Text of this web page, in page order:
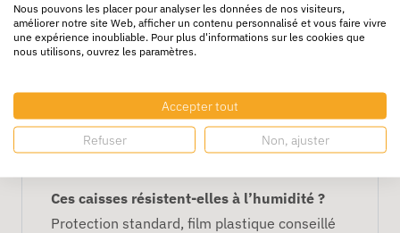
Simple cannelure
Boîte pratique pour transport ou
FAQ
Peut-on y expédier des objets fragiles ?Oui,
avec un calage adapté.
Ces caisses résistent-elles à l’humidité ?
Protection standard, film plastique conseillé
Nous pouvons les placer pour analyser les données de nos visiteurs,
améliorer notre site Web, afficher un contenu personnalisé et vous faire vivre
une expérience inoubliable. Pour plus d'informations sur les cookies que
nous utilisons, ouvrez les paramètres.
Accepter tout
Refuser Non, ajuster